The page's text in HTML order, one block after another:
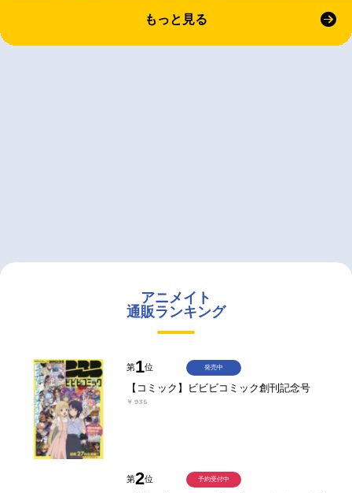
もっと見る
アニメイト
通販ランキング
第1位
【コミック】ビビビコミック創刊記念号
￥935
発売中
第2位 予約受付中